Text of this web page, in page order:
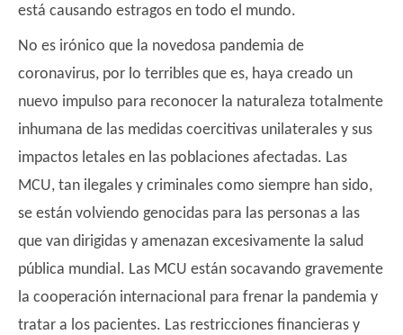
está causando estragos en todo el mundo.
No es irónico que la novedosa pandemia de
coronavirus, por lo terribles que es, haya creado un
nuevo impulso para reconocer la naturaleza totalmente
inhumana de las medidas coercitivas unilaterales y sus
impactos letales en las poblaciones afectadas. Las
MCU, tan ilegales y criminales como siempre han sido,
se están volviendo genocidas para las personas a las
que van dirigidas y amenazan excesivamente la salud
pública mundial. Las MCU están socavando gravemente
la cooperación internacional para frenar la pandemia y
tratar a los pacientes. Las restricciones financieras y